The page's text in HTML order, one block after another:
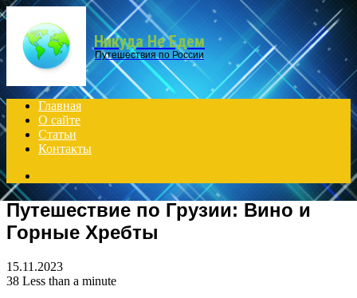
Menu
Никуда Не Едем
Путешествия по России
Главная
О сайте
Статьи
Контакты
Путешествие по Грузии: Вино и
Горные Хребты
15.11.2023
38 Less than a minute